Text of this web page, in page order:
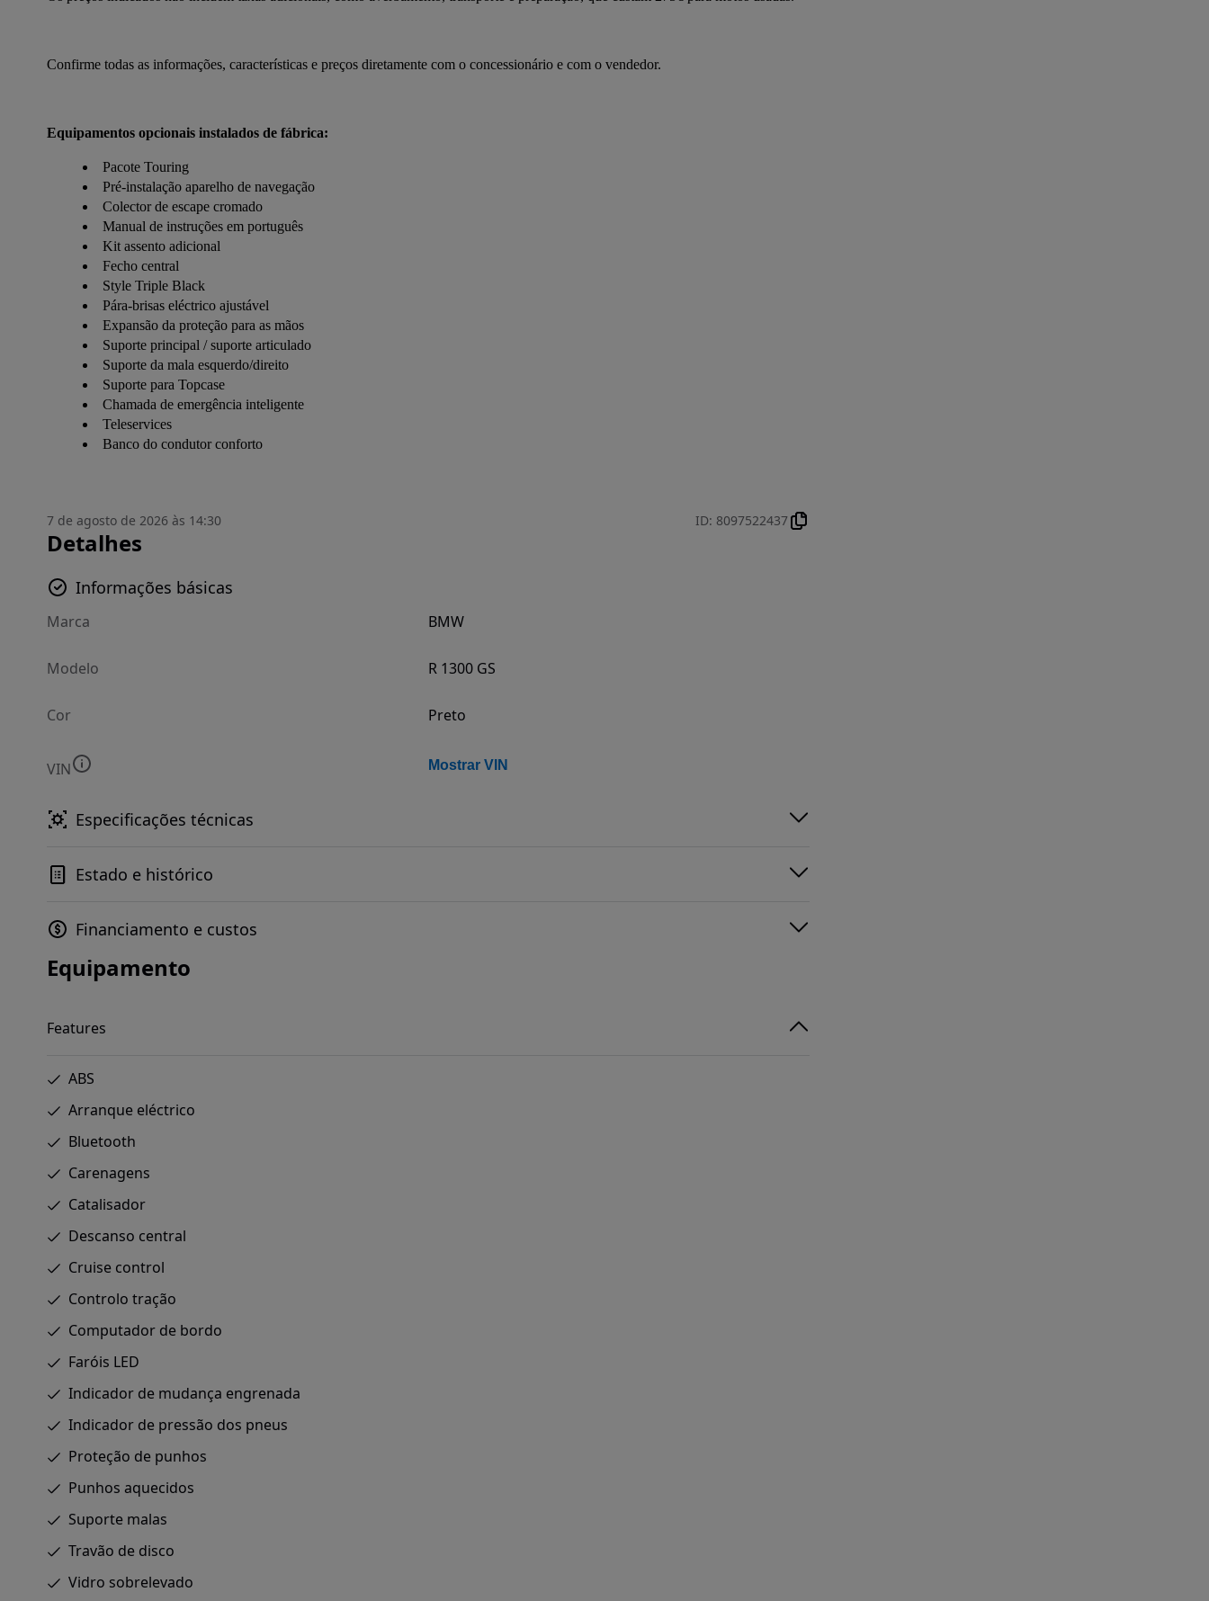
Confirme todas as informações, características e preços diretamente com o concessionário e com o vendedor.
Equipamentos opcionais instalados de fábrica:
Pacote Touring
Pré-instalação aparelho de navegação
Colector de escape cromado
Manual de instruções em português
Kit assento adicional
Fecho central
Style Triple Black
Pára-brisas eléctrico ajustável
Expansão da proteção para as mãos
Suporte principal / suporte articulado
Suporte da mala esquerdo/direito
Suporte para Topcase
Chamada de emergência inteligente
Teleservices
Banco do condutor conforto
7 de agosto de 2026 às 14:30 ID: 8097522437
Detalhes
Informações básicas
Marca BMW
Modelo R 1300 GS
Cor Preto
VIN Mostrar VIN
Especificações técnicas
Estado e histórico
Financiamento e custos
Equipamento
Features
ABS
Arranque eléctrico
Bluetooth
Carenagens
Catalisador
Descanso central
Cruise control
Controlo tração
Computador de bordo
Faróis LED
Indicador de mudança engrenada
Indicador de pressão dos pneus
Proteção de punhos
Punhos aquecidos
Suporte malas
Travão de disco
Vidro sobrelevado